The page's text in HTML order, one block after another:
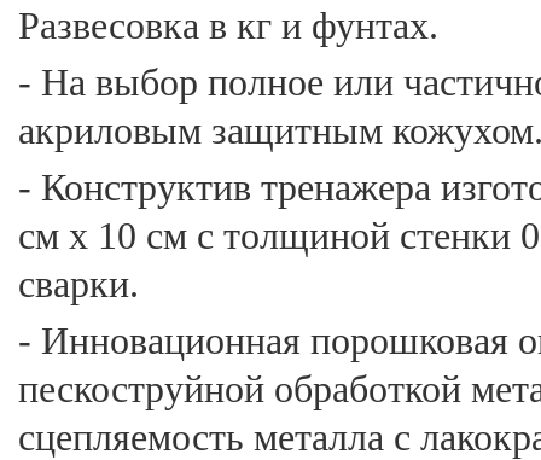
Развесовка в кг и фунтах.
- На выбор полное или
акриловым защитным
- Конструктив тренажера
см х 10 см с толщиной стенки
сварки.
- Инновационная порошковая
пескоструйной обработкой
сцепляемость металла с